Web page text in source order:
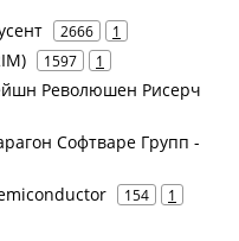
2666 1
1597 1
Революшен Рисерч
Софтваре Групп -
154 1